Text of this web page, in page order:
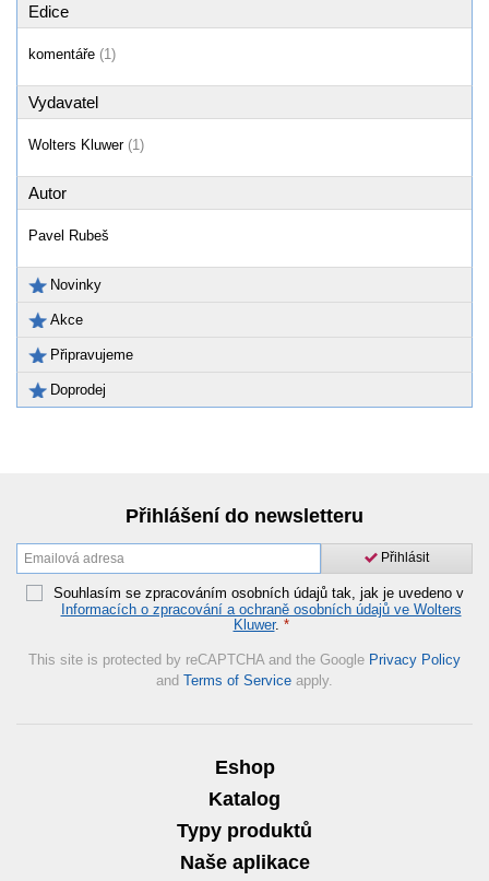
Edice
komentáře (1)
Vydavatel
Wolters Kluwer (1)
Autor
Pavel Rubeš
Novinky
Akce
Připravujeme
Doprodej
Přihlášení do newsletteru
Přihlásit
Souhlasím se zpracováním osobních údajů tak, jak je uvedeno v
Informacích o zpracování a ochraně osobních údajů ve Wolters
Kluwer. *
This site is protected by reCAPTCHA and the Google Privacy Policy
and Terms of Service apply.
Eshop
Katalog
Typy produktů
Naše aplikace